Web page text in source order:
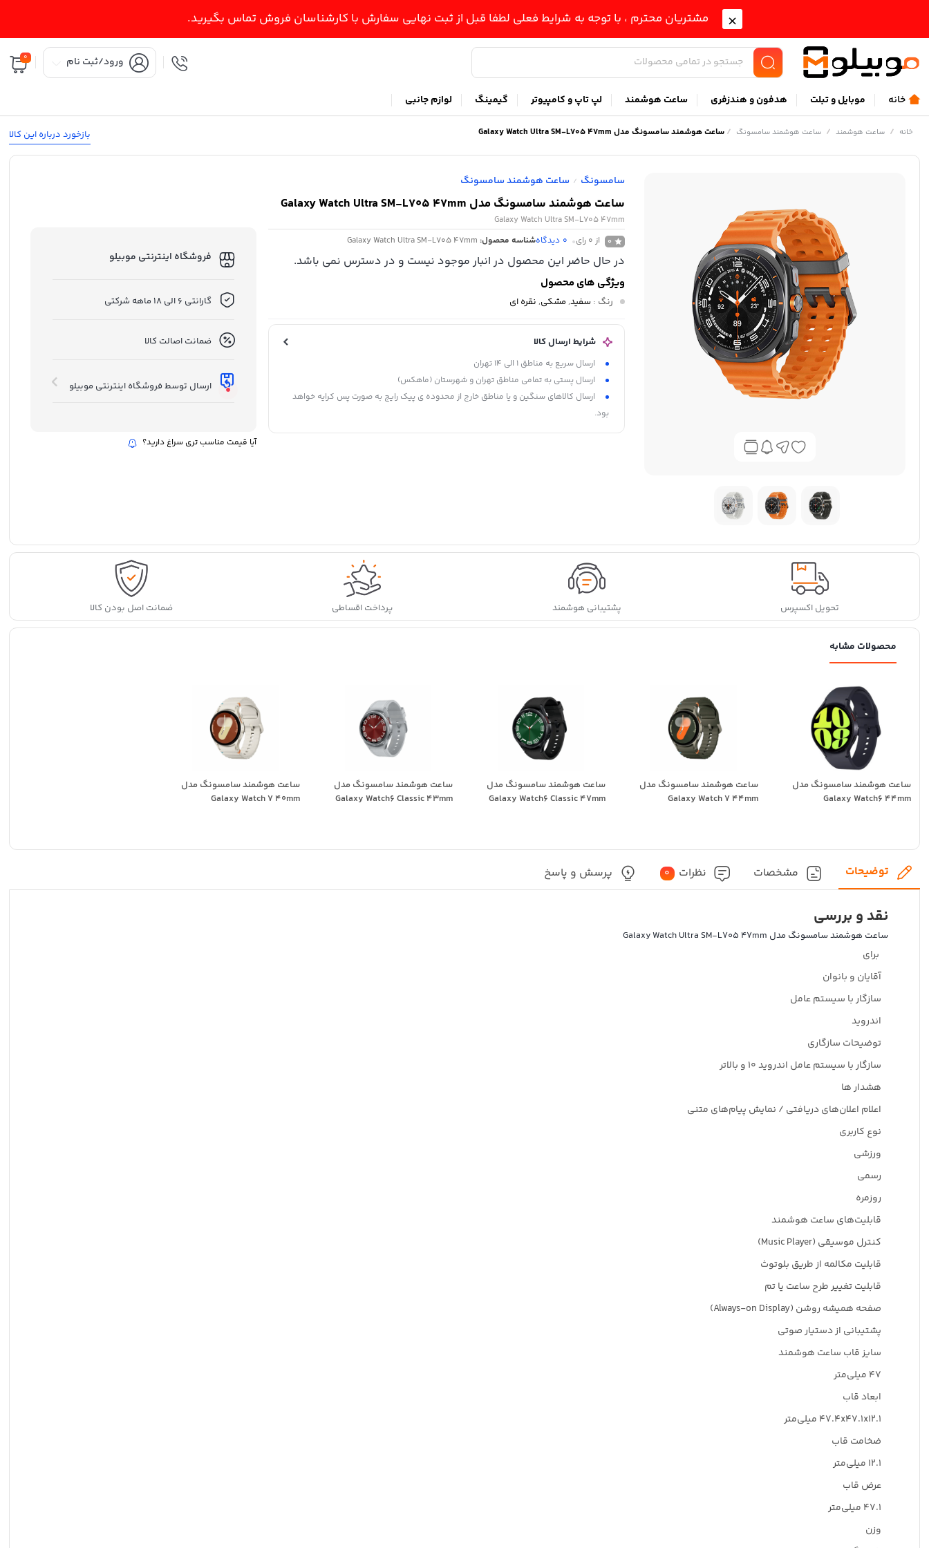
مشتریان محترم ، با توجه به شرایط فعلی لطفا قبل از ثبت نهایی سفارش با کارشناسان فروش تماس بگیرید.
ورود/ثبت نام 0
خانه موبايل و تبلت هدفون و هندزفری ساعت هوشمند لپ تاپ و کامپیوتر گیمینگ لوازم جانبی
بازخورد درباره این کالا خانه / ساعت هوشمند / ساعت هوشمند سامسونگ /ساعت هوشمند سامسونگ مدل Galaxy Watch Ultra SM-L705 47mm
سامسونگ / ساعت هوشمند سامسونگ
ساعت هوشمند سامسونگ مدل Galaxy Watch Ultra SM-L705 47mm
Galaxy Watch Ultra SM-L705 47mm
0 از 0 رای 0 دیدگاهشناسه محصول: Galaxy Watch Ultra SM-L705 47mm
در حال حاضر این محصول در انبار موجود نیست و در دسترس نمی باشد.
ویژگی های محصول
رنگ : سفید, مشکی, نقره ای
شرایط ارسال کالا
ارسال سریع به مناطق 1 الی 14 تهران
ارسال پستی به تمامی مناطق تهران و شهرستان (ماهکس)
ارسال کالاهای سنگین و یا مناطق خارج از محدوده ی پیک رایج به صورت پس کرایه خواهد
بود.
فروشگاه اینترنتی موبیلو
گارانتی 6 الی 18 ماهه شرکتی
ضمانت اصالت کالا
ارسال توسط فروشگاه اینترنتی موبیلو
آیا قیمت مناسب تری سراغ دارید؟
تحویل اکسپرس پشتیبانی هوشمند پرداخت اقساطی ضمانت اصل بودن کالا
محصولات مشابه
ساعت هوشمند سامسونگ مدل
Galaxy Watch6 44mm
ساعت هوشمند سامسونگ مدل
Galaxy Watch 7 44mm
ساعت هوشمند سامسونگ مدل
Galaxy Watch6 Classic 47mm
ساعت هوشمند سامسونگ مدل
Galaxy Watch6 Classic 43mm
ساعت هوشمند سامسونگ مدل
Galaxy Watch 7 40mm
توضیحات مشخصات نظرات 0 پرسش و پاسخ
نقد و بررسی
ساعت هوشمند سامسونگ مدل Galaxy Watch Ultra SM-L705 47mm
برای
آقایان و بانوان
سازگار با سیستم عامل
اندروید
توضیحات سازگاری
سازگار با سیستم عامل اندروید ۱۰ و بالاتر
هشدار ها
اعلام اعلان‌های دریافتی / نمایش پیام‌های متنی
نوع کاربری
ورزشی
رسمی
روزمره
قابلیت‌های ساعت هوشمند
کنترل موسیقی (Music Player)
قابلیت مکالمه از طریق بلوتوث
قابلیت تغییر طرح ساعت یا تم
صفحه همیشه روشن (Always-on Display)
پشتیبانی از دستیار صوتی
سایز قاب ساعت هوشمند
۴۷ میلی‌متر
ابعاد قاب
۴۷.۴x۴۷.۱x۱۲.۱ میلی‌متر
ضخامت قاب
۱۲.۱ میلی‌متر
عرض قاب
۴۷.۱ میلی‌متر
وزن